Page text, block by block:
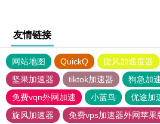
友情链接
网站地图 QuickQ 旋风加速度器
坚果加速器
tiktok加速器
狗急加
免费vqn外网加速
小蓝鸟 优途加
旋风加速器
免费vps加速器外网苹果